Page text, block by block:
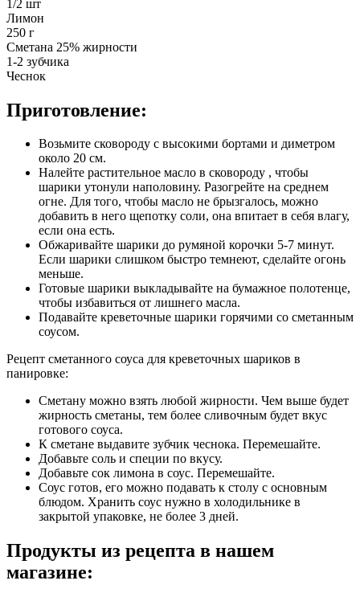
1/2 шт
Лимон
250 г
Сметана 25% жирности
1-2 зубчика
Чеснок
Приготовление:
Возьмите сковороду с высокими бортами и диметром
около 20 см.
Налейте растительное масло в сковороду , чтобы
шарики утонули наполовину. Разогрейте на среднем
огне. Для того, чтобы масло не брызгалось, можно
добавить в него щепотку соли, она впитает в себя влагу,
если она есть.
Обжаривайте шарики до румяной корочки 5-7 минут.
Если шарики слишком быстро темнеют, сделайте огонь
меньше.
Готовые шарики выкладывайте на бумажное полотенце,
чтобы избавиться от лишнего масла.
Подавайте креветочные шарики горячими со сметанным
соусом.
Рецепт сметанного соуса для креветочных шариков в
панировке:
Сметану можно взять любой жирности. Чем выше будет
жирность сметаны, тем более сливочным будет вкус
готового соуса.
К сметане выдавите зубчик чеснока. Перемешайте.
Добавьте соль и специи по вкусу.
Добавьте сок лимона в соус. Перемешайте.
Соус готов, его можно подавать к столу с основным
блюдом. Хранить соус нужно в холодильнике в
закрытой упаковке, не более 3 дней.
Продукты из рецепта в нашем
магазине: